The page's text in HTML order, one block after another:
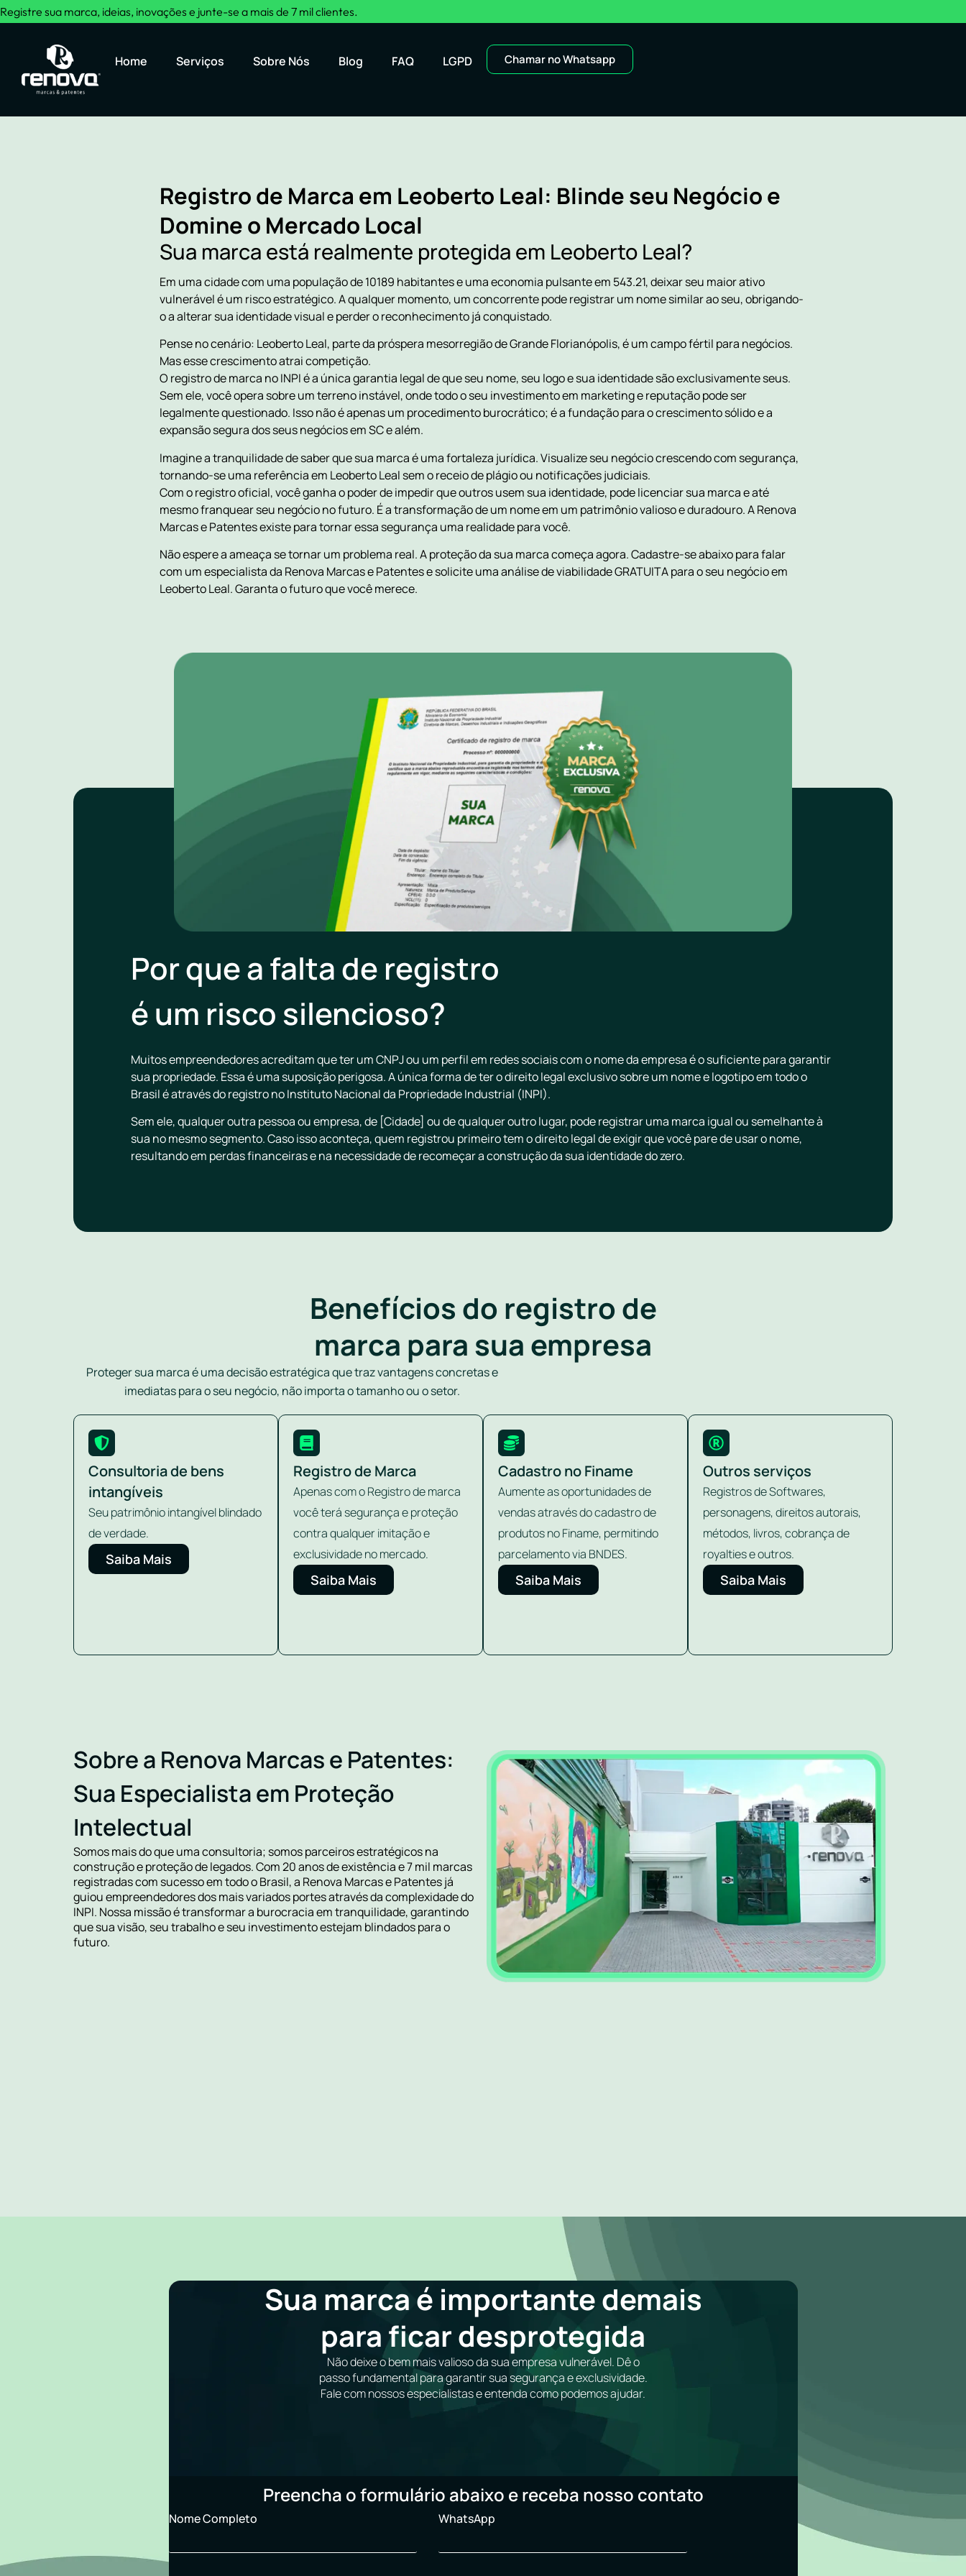
Registre sua marca, ideias, inovações e junte-se a mais de 7 mil clientes.
Home Serviços Sobre Nós Blog FAQ LGPD Chamar no Whatsapp
Registro de Marca em Leoberto Leal: Blinde seu Negócio e
Domine o Mercado Local
Sua marca está realmente protegida em Leoberto Leal?
Em uma cidade com uma população de 10189 habitantes e uma economia pulsante em 543.21, deixar seu maior ativo
vulnerável é um risco estratégico. A qualquer momento, um concorrente pode registrar um nome similar ao seu, obrigando-
o a alterar sua identidade visual e perder o reconhecimento já conquistado.
Pense no cenário: Leoberto Leal, parte da próspera mesorregião de Grande Florianópolis, é um campo fértil para negócios.
Mas esse crescimento atrai competição.
O registro de marca no INPI é a única garantia legal de que seu nome, seu logo e sua identidade são exclusivamente seus.
Sem ele, você opera sobre um terreno instável, onde todo o seu investimento em marketing e reputação pode ser
legalmente questionado. Isso não é apenas um procedimento burocrático; é a fundação para o crescimento sólido e a
expansão segura dos seus negócios em SC e além.
Imagine a tranquilidade de saber que sua marca é uma fortaleza jurídica. Visualize seu negócio crescendo com segurança,
tornando-se uma referência em Leoberto Leal sem o receio de plágio ou notificações judiciais.
Com o registro oficial, você ganha o poder de impedir que outros usem sua identidade, pode licenciar sua marca e até
mesmo franquear seu negócio no futuro. É a transformação de um nome em um patrimônio valioso e duradouro. A Renova
Marcas e Patentes existe para tornar essa segurança uma realidade para você.
Não espere a ameaça se tornar um problema real. A proteção da sua marca começa agora. Cadastre-se abaixo para falar
com um especialista da Renova Marcas e Patentes e solicite uma análise de viabilidade GRATUITA para o seu negócio em
Leoberto Leal. Garanta o futuro que você merece.
Por que a falta de registro
é um risco silencioso?
Muitos empreendedores acreditam que ter um CNPJ ou um perfil em redes sociais com o nome da empresa é o suficiente para garantir
sua propriedade. Essa é uma suposição perigosa. A única forma de ter o direito legal exclusivo sobre um nome e logotipo em todo o
Brasil é através do registro no Instituto Nacional da Propriedade Industrial (INPI).
Sem ele, qualquer outra pessoa ou empresa, de [Cidade] ou de qualquer outro lugar, pode registrar uma marca igual ou semelhante à
sua no mesmo segmento. Caso isso aconteça, quem registrou primeiro tem o direito legal de exigir que você pare de usar o nome,
resultando em perdas financeiras e na necessidade de recomeçar a construção da sua identidade do zero.
Benefícios do registro de
marca para sua empresa
Proteger sua marca é uma decisão estratégica que traz vantagens concretas e
imediatas para o seu negócio, não importa o tamanho ou o setor.
Consultoria de bens
intangíveis
Seu patrimônio intangível blindado
de verdade.
Saiba Mais
Registro de Marca
Apenas com o Registro de marca
você terá segurança e proteção
contra qualquer imitação e
exclusividade no mercado.
Saiba Mais
Cadastro no Finame
Aumente as oportunidades de
vendas através do cadastro de
produtos no Finame, permitindo
parcelamento via BNDES.
Saiba Mais
Outros serviços
Registros de Softwares,
personagens, direitos autorais,
métodos, livros, cobrança de
royalties e outros.
Saiba Mais
Sobre a Renova Marcas e Patentes:
Sua Especialista em Proteção
Intelectual
Somos mais do que uma consultoria; somos parceiros estratégicos na
construção e proteção de legados. Com 20 anos de existência e 7 mil marcas
registradas com sucesso em todo o Brasil, a Renova Marcas e Patentes já
guiou empreendedores dos mais variados portes através da complexidade do
INPI. Nossa missão é transformar a burocracia em tranquilidade, garantindo
que sua visão, seu trabalho e seu investimento estejam blindados para o
futuro.
Sua marca é importante demais
para ficar desprotegida
Não deixe o bem mais valioso da sua empresa vulnerável. Dê o
passo fundamental para garantir sua segurança e exclusividade.
Fale com nossos especialistas e entenda como podemos ajudar.
Preencha o formulário abaixo e receba nosso contato
Nome Completo WhatsApp